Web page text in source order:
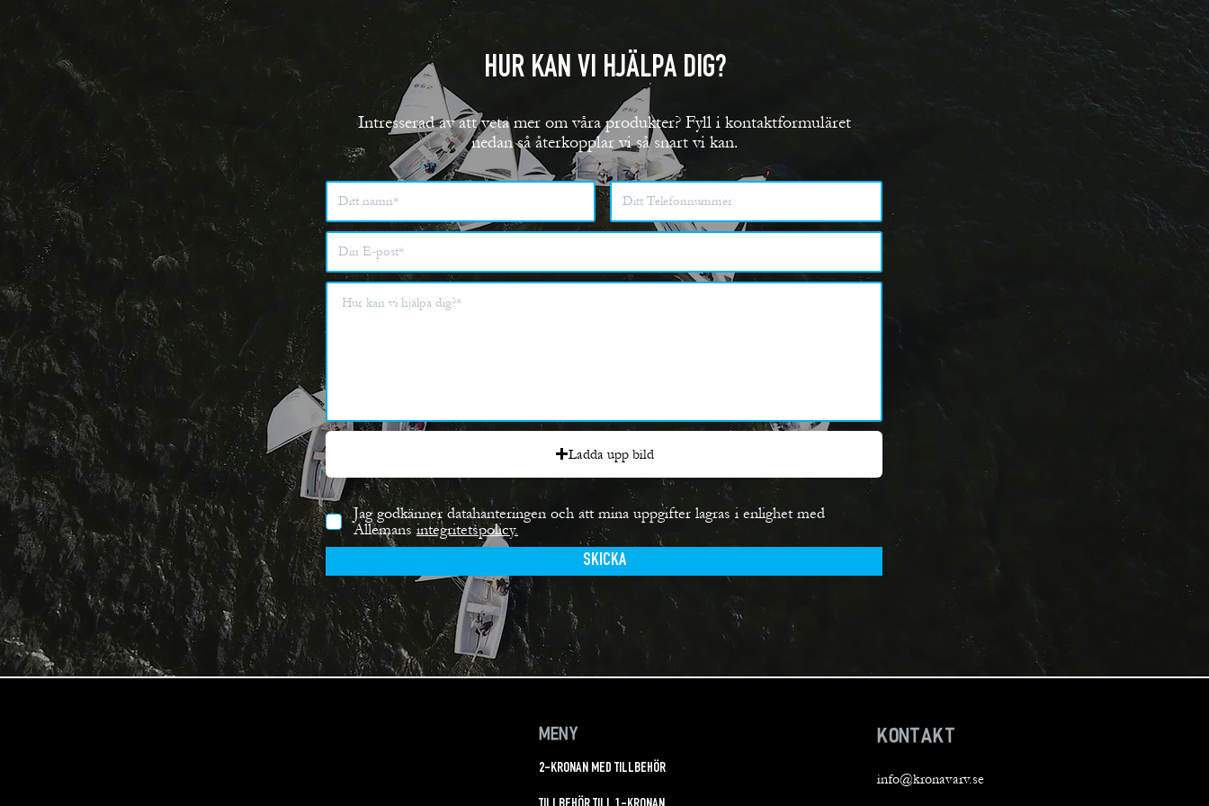
HUR KAN VI HJÄLPA DIG?
Intresserad av att veta mer om våra produkter? Fyll i kontaktformuläret
nedan så återkopplar vi så snart vi kan.
Ladda upp bild
Jag godkänner datahanteringen och att mina uppgifter lagras i enlighet med
Allemansintegritetspolicy.
SKICKA
MENY
2-KRONAN MED TILLBEHÖR
KONTAKT
info@kronavarv.se